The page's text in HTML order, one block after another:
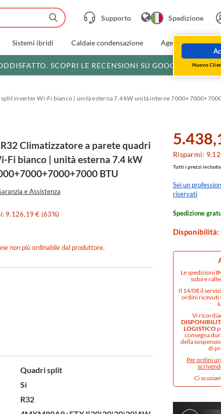
Supporto Spedizione
Nuovo
Sistemi ibridi Caldaie condensazione Agevolazioni fiscali
SCOPRI LE RECENSIONI SU GOOGLE
inverter Wi-Fi bianco | unità esterna 7.4 kW unità interne
Climatizzatore a parete quadri
Fi bianco | unità esterna 7.4 kW
BTU
e Assistenza
9.126,19 € (63%)
non più ordinabile dal produttore.
Quadri split
Si
R32
Risparmi:
Tutti i prezzi
Sei un
riservati
Spedizione
Disponibilità:
Le spedizioni
subire
Il 14/08 il
ordini ricevuti
Vi
LOGISTICO
consegna
della
di
Per ordini
Ci